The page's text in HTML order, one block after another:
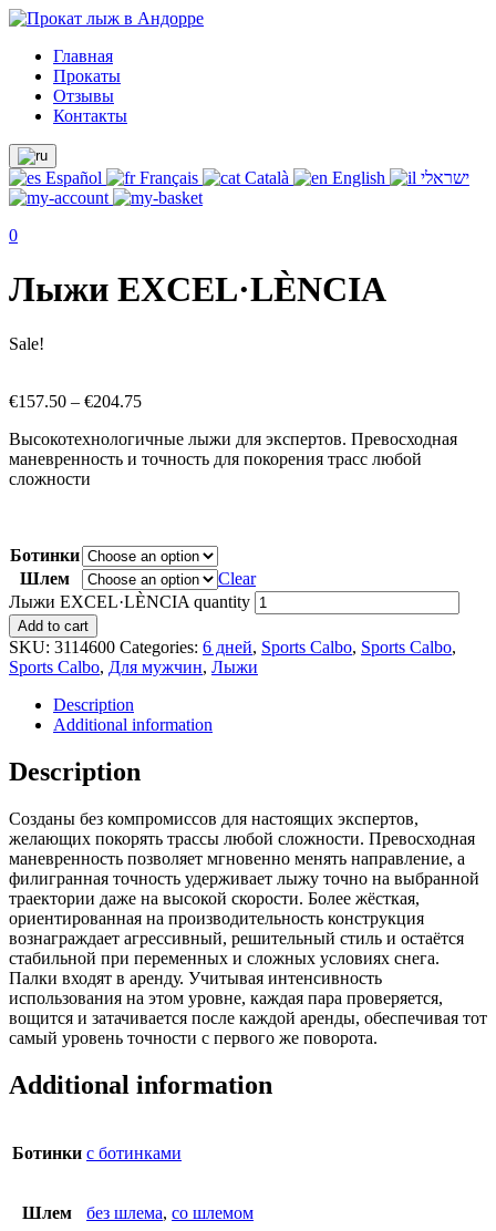
Главная
Прокаты
Отзывы
Контакты
Español Français Català English ישראלי
0
Лыжи EXCEL·LÈNCIA
Sale!
€157.50 – €204.75
Высокотехнологичные лыжи для экспертов. Превосходная
маневренность и точность для покорения трасс любой
сложности
Ботинки
Шлем
Clear
Лыжи EXCEL·LÈNCIA quantity
Add to cart
SKU: 3114600 Categories: 6 дней, Sports Calbo, Sports Calbo,
Sports Calbo, Для мужчин, Лыжи
Description
Additional information
Description
Созданы без компромиссов для настоящих экспертов,
желающих покорять трассы любой сложности. Превосходная
маневренность позволяет мгновенно менять направление, а
филигранная точность удерживает лыжу точно на выбранной
траектории даже на высокой скорости. Более жёсткая,
ориентированная на производительность конструкция
вознаграждает агрессивный, решительный стиль и остаётся
стабильной при переменных и сложных условиях снега.
Палки входят в аренду. Учитывая интенсивность
использования на этом уровне, каждая пара проверяется,
вощится и затачивается после каждой аренды, обеспечивая тот
самый уровень точности с первого же поворота.
Additional information
Ботинки с ботинками
Шлем без шлема, со шлемом